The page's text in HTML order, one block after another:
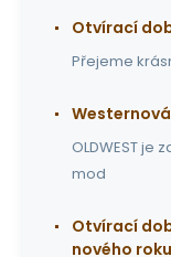
Otvírací
Přejeme
Westernová
OLDWEST
mod
Otvírací
nového roku